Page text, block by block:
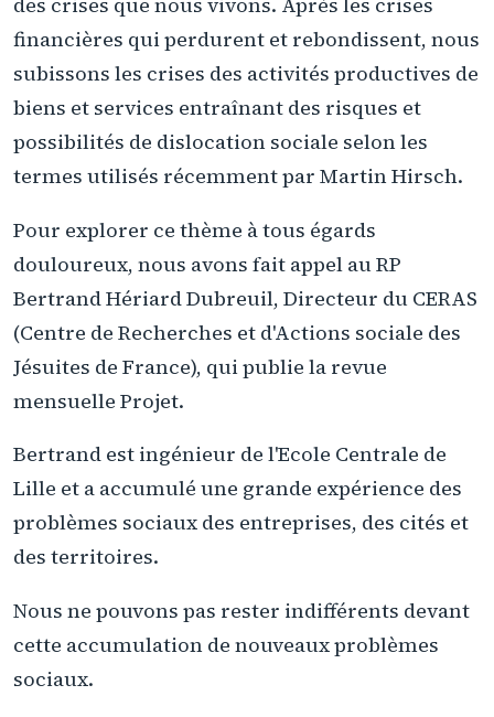
financières qui perdurent et rebondissent, nous
subissons les crises des activités productives de
biens et services entraînant des risques et
possibilités de dislocation sociale selon les
termes utilisés récemment par Martin Hirsch.
Pour explorer ce thème à tous égards
douloureux, nous avons fait appel au RP
Bertrand Hériard Dubreuil, Directeur du CERAS
(Centre de Recherches et d'Actions sociale des
Jésuites de France), qui publie la revue
mensuelle Projet.
Bertrand est ingénieur de l'Ecole Centrale de
Lille et a accumulé une grande expérience des
problèmes sociaux des entreprises, des cités et
des territoires.
Nous ne pouvons pas rester indifférents devant
cette accumulation de nouveaux problèmes
sociaux.